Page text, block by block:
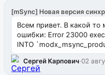
[mSync] Новая версия
Всем привет. В какой то
ошибки: Error 23000
INTO
`uuid_1c`) VALUES ...
Сергей Карпович·02